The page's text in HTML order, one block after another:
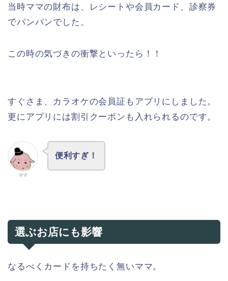
当時ママの財布は、レシートや会員カード、診察券
でパンパンでした。
この時の気づきの衝撃といったら！！
すぐさま、カラオケの会員証もアプリにしました。
更にアプリには割引クーポンも入れられるのです。
ママ
便利すぎ！
選ぶお店にも影響
なるべくカードを持ちたく無いママ。